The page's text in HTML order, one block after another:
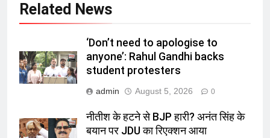
Related News
‘Don’t need to apologise to
anyone’: Rahul Gandhi backs
student protesters
admin August 5, 2026 0
नीतीश के हटने से BJP हारी? अनंत सिंह के
बयान पर JDU का रिएक्शन आया